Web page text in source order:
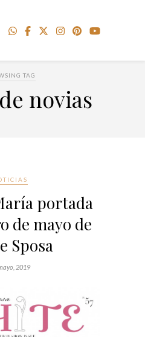
TAG
novias
portada
de mayo de
Sposa
2019